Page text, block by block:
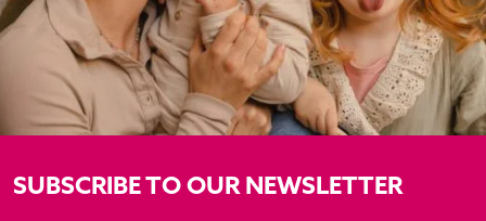
SUBSCRIBE TO OUR NEWSLETTER